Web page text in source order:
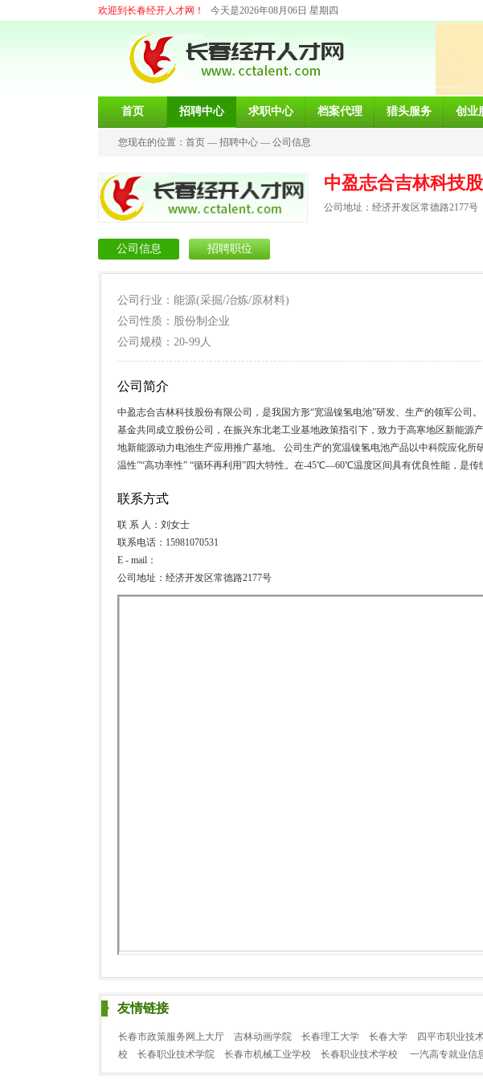
欢迎到长春经开人才网！ 今天是2026年08月06日 星期四
首页 招聘中心 求职中心 档案代理 猎头服务 创业
您现在的位置： 首页 — 招聘中心 — 公司信息
中盈志合吉林科技
公司地址：经济开发区常德路2177号
公司信息 招聘职位
公司行业：能源(采掘/冶炼/原材料)
公司性质：股份制企业
公司规模：20-99人
公司简介
中盈志合吉林科技股份有限公司，是我国方形“宽温镍氢电池”研发、生产的领军公司
基金共同成立股份公司，在振兴东北老工业基地政策指引下，致力于高寒地区新能
地新能源动力电池生产应用推广基地。 公司生产的宽温镍氢电池产品以中科院应化
温性”“高功率性” “循环再利用”四大特性。在-45℃—60℃温度区间具有优良性能，是传
联系方式
联 系 人：刘女士
联系电话：15981070531
E - mail：
公司地址：经济开发区常德路2177号
友情链接
长春市政策服务网上大厅 吉林动画学院 长春理工大学 长春大学 四平市职业技
校
长春职业技术学院 长春市机械工业学校 长春职业技术学校 一汽高专就业信